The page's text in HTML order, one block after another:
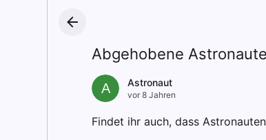
Abgehobene
A Astronaut
vor 8 Jahren
Findet ihr auch, dass